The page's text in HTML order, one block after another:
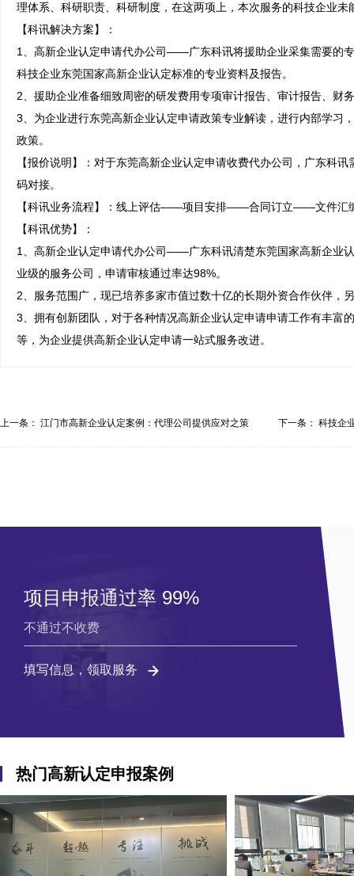
理体系、科研职责、科研制度，在这两项上，本次服务的科技企业未
【科讯解决方案】：
1、高新企业认定申请代办公司——广东科讯将援助企业采集需要的
科技企业东莞国家高新企业认定标准的专业资料及报告。
2、援助企业准备细致周密的研发费用专项审计报告、审计报告、财
3、为企业进行东莞高新企业认定申请政策专业解读，进行内部学习
政策。
【报价说明】：对于东莞高新企业认定申请收费代办公司，广东科
码对接。
【科讯业务流程】：线上评估——项目安排——合同订立——文件
【科讯优势】：
1、高新企业认定申请代办公司——广东科讯清楚东莞国家高新企业
业级的服务公司，申请审核通过率达98%。
2、服务范围广，现已培养多家市值过数十亿的长期外资合作伙伴，
3、拥有创新团队，对于各种情况高新企业认定申请申请工作有丰富
等，为企业提供高新企业认定申请一站式服务改进。
上一条： 江门市高新企业认定案例：代理公司提供应对之策 下一条： 科技企
项目申报通过率 99%
不通过不收费
填写信息，领取服务
热门高新认定申报案例